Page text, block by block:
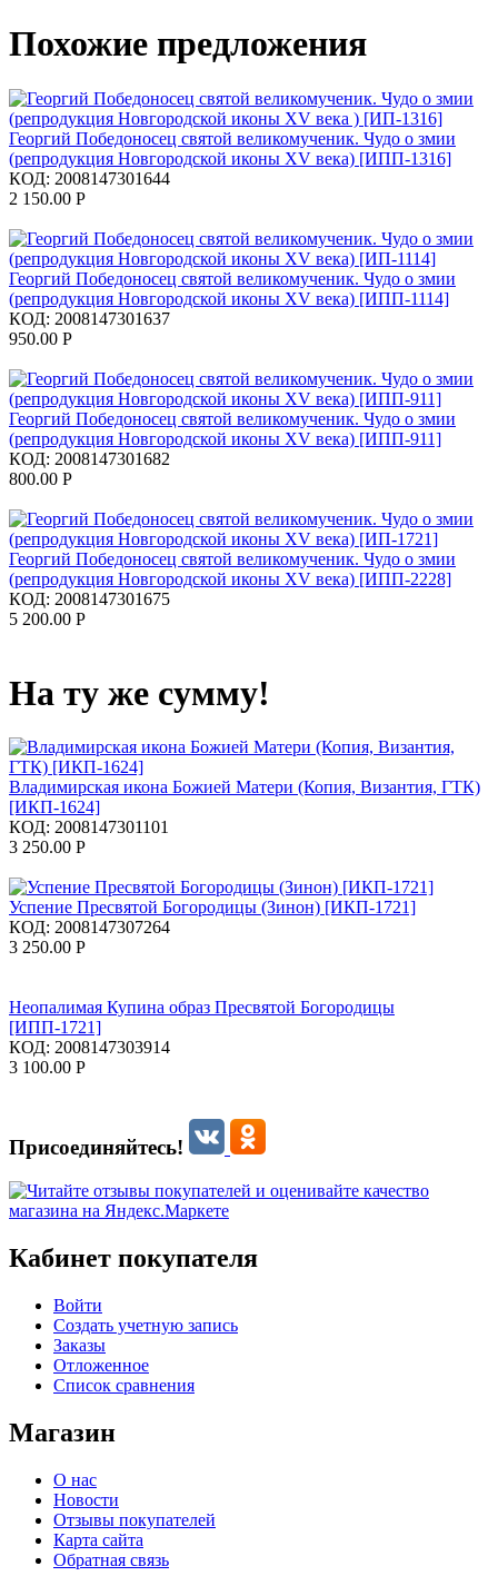
Похожие предложения
Георгий Победоносец святой великомученик. Чудо о змии
(репродукция Новгородской иконы XV века) [ИПП-1316]
КОД: 2008147301644
2 150.00 Р
Георгий Победоносец святой великомученик. Чудо о змии
(репродукция Новгородской иконы XV века) [ИПП-1114]
КОД: 2008147301637
950.00 Р
Георгий Победоносец святой великомученик. Чудо о змии
(репродукция Новгородской иконы XV века) [ИПП-911]
КОД: 2008147301682
800.00 Р
Георгий Победоносец святой великомученик. Чудо о змии
(репродукция Новгородской иконы XV века) [ИПП-2228]
КОД: 2008147301675
5 200.00 Р
На ту же сумму!
Владимирская икона Божией Матери (Копия, Византия, ГТК)
[ИКП-1624]
КОД: 2008147301101
3 250.00 Р
Успение Пресвятой Богородицы (Зинон) [ИКП-1721]
КОД: 2008147307264
3 250.00 Р
Неопалимая Купина образ Пресвятой Богородицы
[ИПП-1721]
КОД: 2008147303914
3 100.00 Р
Присоединяйтесь!
Кабинет покупателя
Войти
Создать учетную запись
Заказы
Отложенное
Список сравнения
Магазин
О нас
Новости
Отзывы покупателей
Карта сайта
Обратная связь